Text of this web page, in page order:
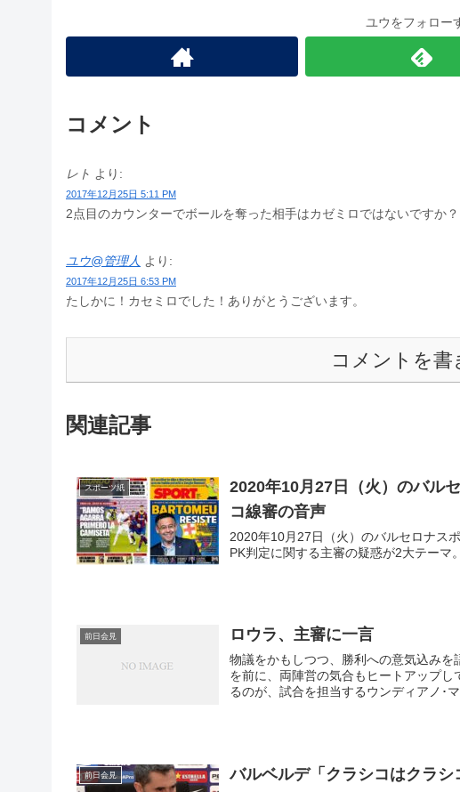
ユウをフォロー
コメント
レト より:
2017年12月25日 5:11 PM
2点目のカウンターでボールを奪った相手はカゼミロではないですか？
ユウ@管理人 より:
2017年12月25日 6:53 PM
たしかに！カセミロでした！ありがとうございます。
コメントを書
関連記事
スポーツ紙
2020年10月27日（火）のバル
コ線審の音声
2020年10月27日（火）のバルセロナス
PK判定に関する主審の疑惑が2大テーマ
前日会見 ロウラ、主審に一言
物議をかもしつつ、勝利への意気込み
を前に、両陣営の気合もヒートアップ
るのが、試合を担当するウンディアノ･
前日会見 バルベルデ「クラシコはクラシ